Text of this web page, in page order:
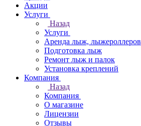
Акции
Услуги
Назад
Услуги
Аренда лыж, лыжероллеров
Подготовка лыж
Ремонт лыж и палок
Установка креплений
Компания
Назад
Компания
О магазине
Лицензии
Отзывы